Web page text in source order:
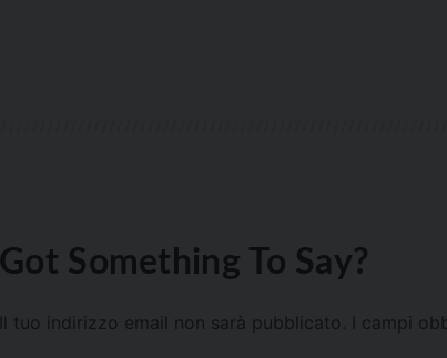
Got Something To Say?
Il tuo indirizzo email non sarà pubblicato. I campi